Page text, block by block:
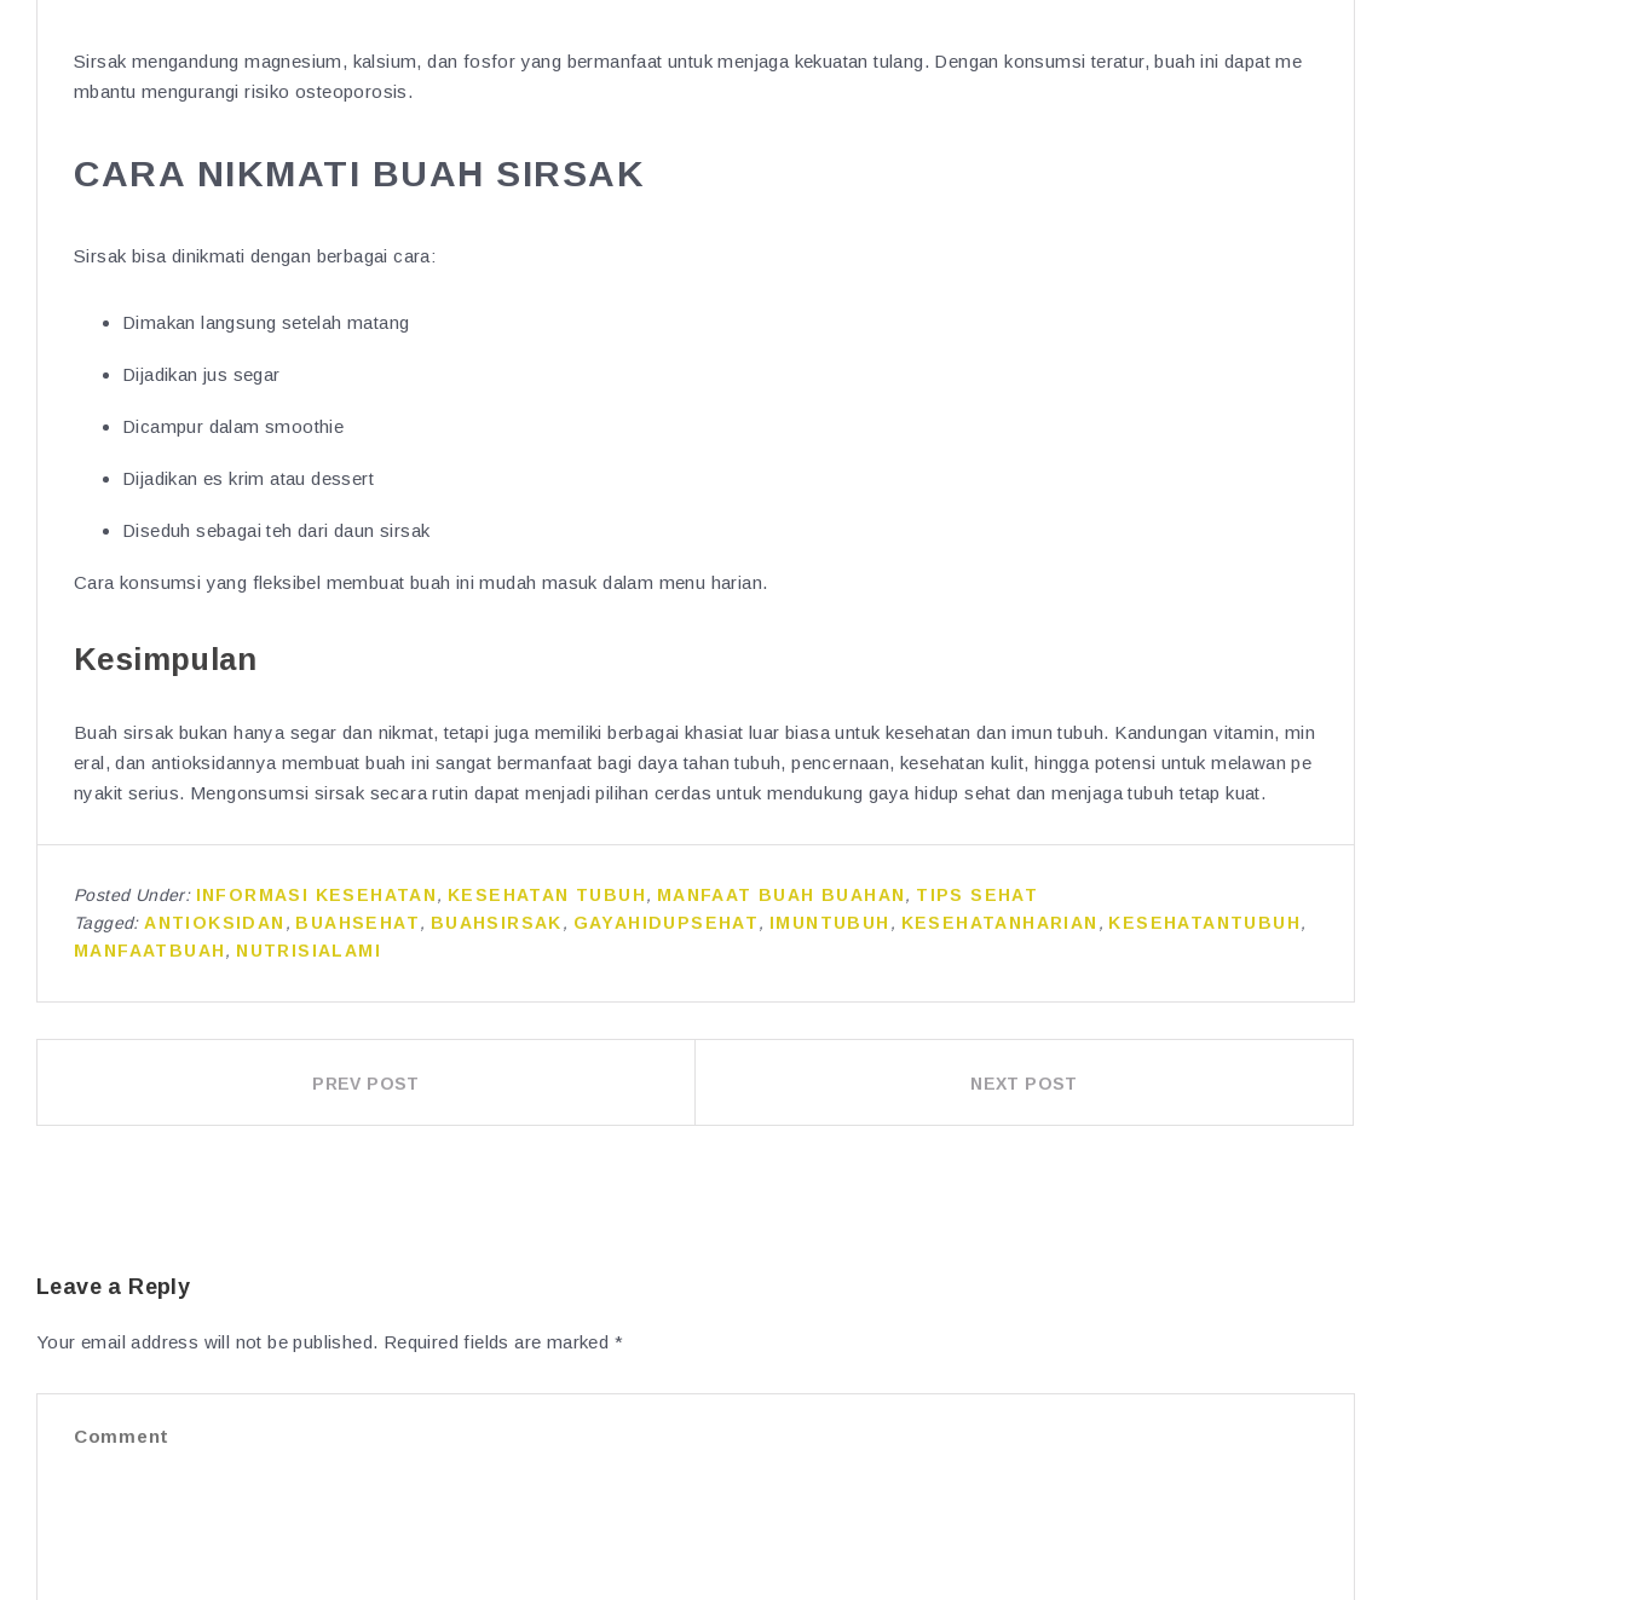
Sirsak mengandung magnesium, kalsium, dan fosfor yang bermanfaat untuk menjaga kekuatan tulang. Dengan konsumsi teratur, buah ini dapat me
mbantu mengurangi risiko osteoporosis.
CARA NIKMATI BUAH SIRSAK
Sirsak bisa dinikmati dengan berbagai cara:
Dimakan langsung setelah matang
Dijadikan jus segar
Dicampur dalam smoothie
Dijadikan es krim atau dessert
Diseduh sebagai teh dari daun sirsak
Cara konsumsi yang fleksibel membuat buah ini mudah masuk dalam menu harian.
Kesimpulan
Buah sirsak bukan hanya segar dan nikmat, tetapi juga memiliki berbagai khasiat luar biasa untuk kesehatan dan imun tubuh. Kandungan vitamin, min
eral, dan antioksidannya membuat buah ini sangat bermanfaat bagi daya tahan tubuh, pencernaan, kesehatan kulit, hingga potensi untuk melawan pe
nyakit serius. Mengonsumsi sirsak secara rutin dapat menjadi pilihan cerdas untuk mendukung gaya hidup sehat dan menjaga tubuh tetap kuat.
Posted Under: INFORMASI KESEHATAN, KESEHATAN TUBUH, MANFAAT BUAH BUAHAN, TIPS SEHAT
Tagged:ANTIOKSIDAN , BUAHSEHAT, BUAHSIRSAK, GAYAHIDUPSEHAT, IMUNTUBUH , KESEHATANHARIAN , KESEHATANTUBUH,
MANFAATBUAH, NUTRISIALAMI
NAVIGATION
PREV POST NEXT POST
Leave a Reply
Your email address will not be published. Required fields are marked *